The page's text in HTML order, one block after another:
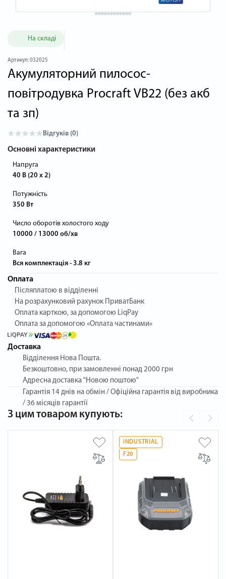
На складі
Артикул:032025
Акумуляторний пилосос-
повітродувка Procraft VB22 (без акб
та зп)
Відгуків (0)
Основні характеристики
Напруга
40 В (20 х 2)
Потужність
350 Вт
Число оборотів холостого ходу
10000 / 13000 об/хв
Вага
Вся комплектація - 3.8 кг
Оплата
Післяплатою в відділенні
На розрахунковий рахунок ПриватБанк
Оплата карткою, за допомогою LiqPay
Оплата за допомогою «Оплата частинами»
Доставка
Відділення Нова Пошта.
Безкоштовно, при замовленні понад 2000 грн
Адресна доставка "Новою поштою"
Гарантія 14 днів на обмін / Офіційна гарантія від виробника
/ 36 місяців гарантії
З цим товаром купують:
INDUSTRIAL
F20